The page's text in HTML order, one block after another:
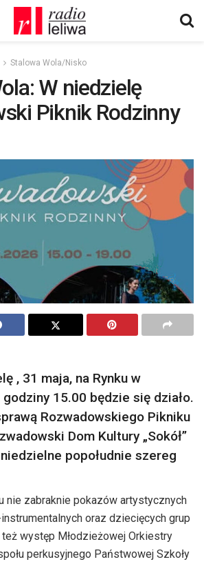
Stalowa Wola/Nisko
W niedzielę
Piknik Rodzinny
, 31 maja, na Rynku w
15.00 będzie się działo.
Rozwadowskiego Pikniku
Dom Kultury „Sokół”
popołudnie szereg
nie zabraknie pokazów artystycznych
oraz dziecięcych grup
występ Młodzieżowej Orkiestry
perkusyjnego Państwowej Szkoły